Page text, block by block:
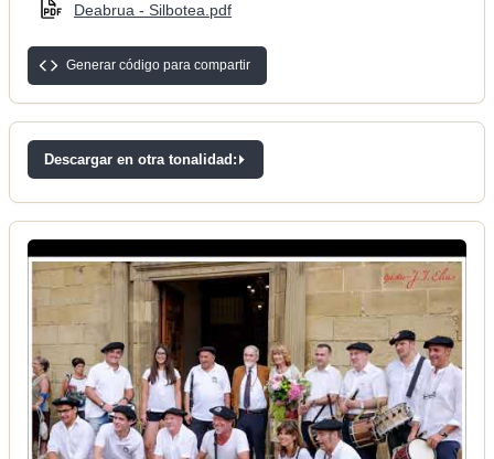
Deabrua - Silbotea.pdf
Generar código para compartir
Descargar en otra tonalidad: